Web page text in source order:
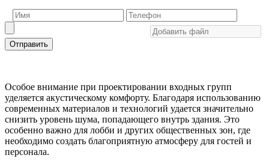
Отправить
Особое внимание при проектировании входных групп
уделяется акустическому комфорту. Благодаря использованию
современных материалов и технологий удается значительно
снизить уровень шума, попадающего внутрь здания. Это
особенно важно для лобби и других общественных зон, где
необходимо создать благоприятную атмосферу для гостей и
персонала.